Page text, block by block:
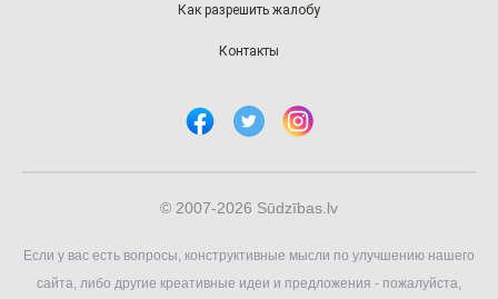
Как разрешить жалобу
Контакты
© 2007-2026 Sūdzības.lv
Если у вас есть вопросы, конструктивные мысли по улучшению нашего
сайта, либо другие креативные идеи и предложения - пожалуйста,